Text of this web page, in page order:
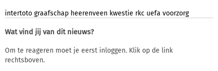
intertoto graafschap heerenveen kwestie rkc uefa voorzorg
Wat vind jij van dit nieuws?
Om te reageren moet je eerst inloggen. Klik op de link
rechtsboven.